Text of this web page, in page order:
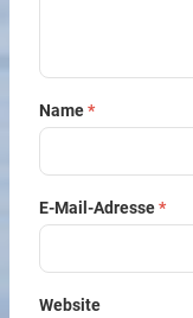
Name*
E-Mail-Adresse*
Website